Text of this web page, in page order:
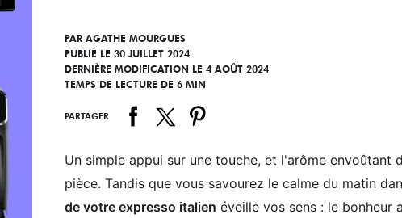
PAR AGATHE MOURGUES
PUBLIÉ LE 30 JUILLET 2024
DERNIÈRE MODIFICATION LE 4 AOÛT 2024
TEMPS DE LECTURE DE 6 MIN
PARTAGER
Un simple appui sur une touche, et l'arôme envoûtant
pièce. Tandis que vous savourez le calme du matin
de votre expresso italien éveille vos sens : le bonheur